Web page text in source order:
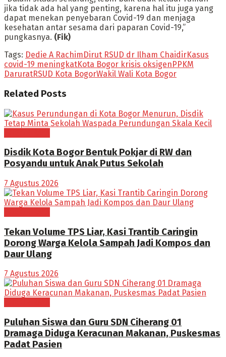
jika tidak ada hal yang penting, karena hal itu juga yang
dapat menekan penyebaran Covid-19 dan menjaga
kesehatan antar sesama dari paparan Covid-19,”
pungkasnya. (Fik)
Tags: Dedie A RachimDirut RSUD dr Ilham ChaidirKasus
covid-19 meningkatKota Bogor krisis oksigenPPKM
DaruratRSUD Kota BogorWakil Wali Kota Bogor
Related Posts
Disdik Kota Bogor Bentuk Pokjar di RW dan
Posyandu untuk Anak Putus Sekolah
7 Agustus 2026
Tekan Volume TPS Liar, Kasi Trantib Caringin
Dorong Warga Kelola Sampah Jadi Kompos dan
Daur Ulang
7 Agustus 2026
Puluhan Siswa dan Guru SDN Ciherang 01
Dramaga Diduga Keracunan Makanan, Puskesmas
Padat Pasien